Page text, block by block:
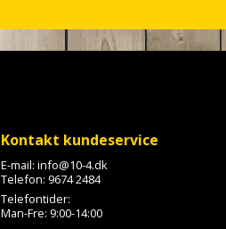
Kontakt kundeservice
E-mail: info@10-4.dk
Telefon: 9674 2484
Telefontider:
Man-Fre: 9:00-14:00